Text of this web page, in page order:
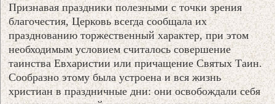
Признавая праздники полезными с точки зрения
благочестия, Церковь всегда сообщала их
празднованию торжественный характер, при этом
необходимым условием считалось совершение
таинства Евхаристии или причащение Святых Таин.
Сообразно этому была устроена и вся жизнь
христиан в праздничные дни: они освобождали себя